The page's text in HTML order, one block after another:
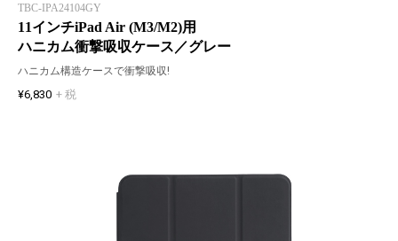
TBC-IPA24104GY
11インチiPad Air (M3/M2)用
ハニカム衝撃吸収ケース／グレー
ハニカム構造ケースで衝撃吸収!
¥6,830 + 税